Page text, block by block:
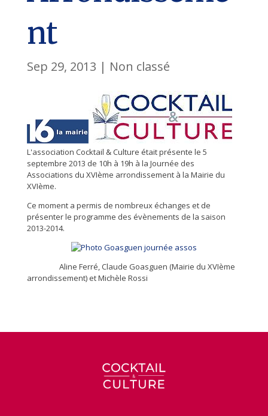
nt
Sep 29, 2013 | Non classé
L'association Cocktail & Culture était présente le 5
septembre 2013 de 10h à 19h à la Journée des
Associations du XVIème arrondissement à la Mairie du
XVIème.
Ce moment a permis de nombreux échanges et de
présenter le programme des évènements de la saison
2013-2014.
Aline Ferré, Claude Goasguen (Mairie du XVIème
arrondissement) et Michèle Rossi